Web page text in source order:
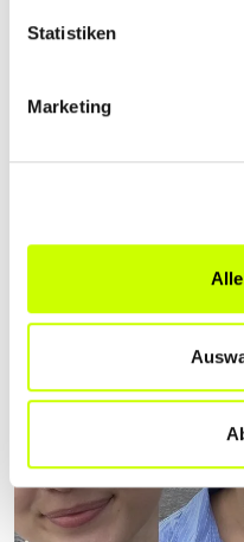
Statistiken
Marketing
STUDENTEN
Mehr erfahren